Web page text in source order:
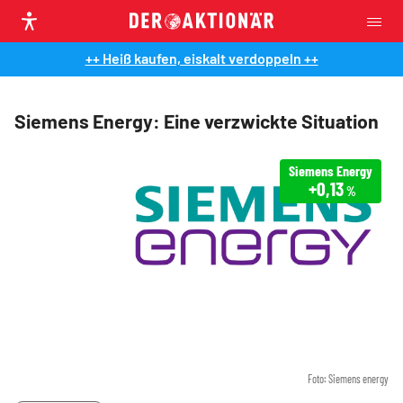
++ Heiß kaufen, eiskalt verdoppeln ++
Siemens Energy: Eine verzwickte Situation
Foto: Siemens energy
Siemens Energy
+0,13%